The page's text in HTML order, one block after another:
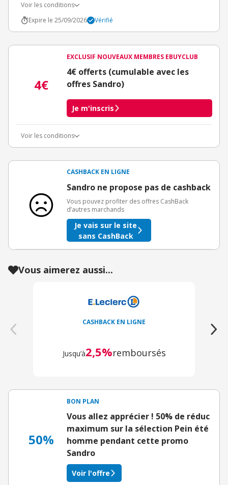
Voir les conditions
Expire le 25/09/2026
Vérifié
4€
EXCLUSIF NOUVEAUX MEMBRES EBUYCLUB
4€ offerts (cumulable avec les
offres Sandro)
Je m'inscris
Voir les conditions
3€ de bienvenue crédités immédiatement + 1€ supplémentaire
Offre réservée à une toute première inscription chez eBuyClub.
CASHBACK EN LIGNE
Sandro ne propose pas de cashback
Vous pouvez profiter des offres CashBack
d’autres marchands
Je vais sur le site
sans CashBack
Vous aimerez aussi...
CASHBACK EN LIGNE
Jusqu’à2,5%remboursés
50%
BON PLAN
Vous allez apprécier ! 50% de réduc
maximum sur la sélection Pein été
homme pendant cette promo
Sandro
Voir l'offre